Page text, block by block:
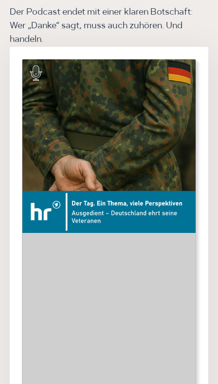
Der Podcast endet mit einer klaren Botschaft:
Wer „Danke“ sagt, muss auch zuhören. Und
handeln.